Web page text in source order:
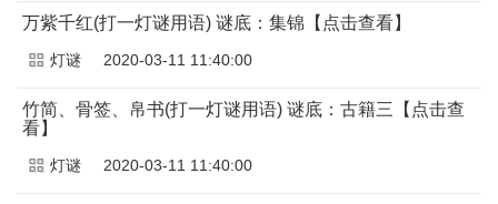
万紫千红(打一灯谜用语) 谜底：集锦【点击查看】
2020-03-11 11:40:00
灯谜
竹简、骨签、帛书(打一灯谜用语) 谜底：古籍三【点击查
看】
2020-03-11 11:40:00
灯谜